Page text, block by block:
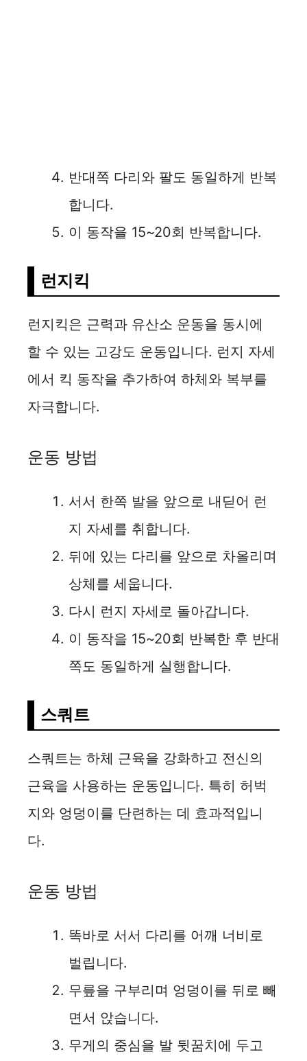
반대쪽 다리와 팔도 동일하게 반복
합니다.
이 동작을 15~20회 반복합니다.
런지킥
런지킥은 근력과 유산소 운동을 동시에
할 수 있는 고강도 운동입니다. 런지 자세
에서 킥 동작을 추가하여 하체와 복부를
자극합니다.
운동 방법
서서 한쪽 발을 앞으로 내딛어 런
지 자세를 취합니다.
뒤에 있는 다리를 앞으로 차올리며
상체를 세웁니다.
다시 런지 자세로 돌아갑니다.
이 동작을 15~20회 반복한 후 반대
쪽도 동일하게 실행합니다.
스쿼트
스쿼트는 하체 근육을 강화하고 전신의
근육을 사용하는 운동입니다. 특히 허벅
지와 엉덩이를 단련하는 데 효과적입니
다.
운동 방법
똑바로 서서 다리를 어깨 너비로
벌립니다.
무릎을 구부리며 엉덩이를 뒤로 빼
면서 앉습니다.
무게의 중심을 발 뒷꿈치에 두고